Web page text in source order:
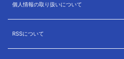
個人情報の取り扱いについて
RSSについて